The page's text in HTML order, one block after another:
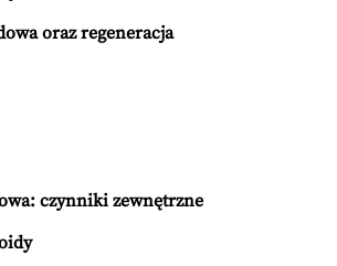
oraz regeneracja
czynniki zewnętrzne